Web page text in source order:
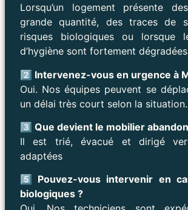
Lorsqu’un logement présente
grande quantité, des traces de
risques biologiques ou lorsque
d’hygiène sont fortement
2️⃣ Intervenez-vous en urgence à
Oui. Nos équipes peuvent se
un délai très court selon la situation.
3️⃣ Que devient le mobilier
Il est trié, évacué et dirigé
adaptées
5️⃣ Pouvez-vous intervenir en
biologiques ?